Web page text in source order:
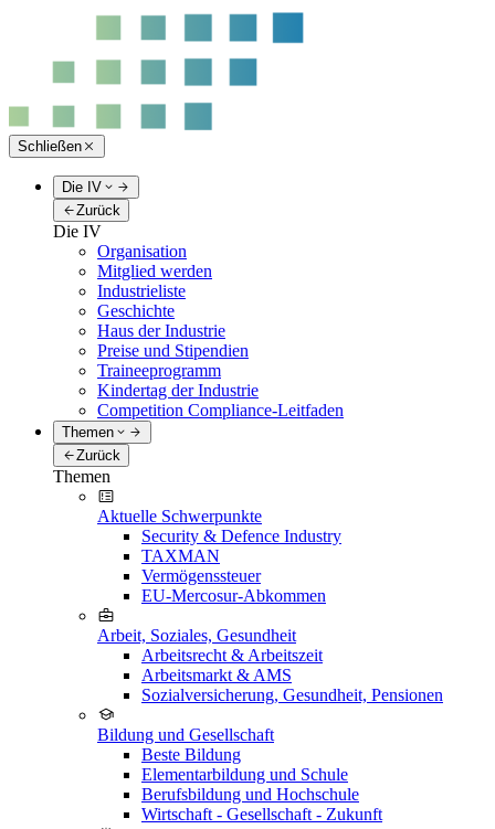
Schließen
Die IV
Zurück
Die IV
Organisation
Mitglied werden
Industrieliste
Geschichte
Haus der Industrie
Preise und Stipendien
Traineeprogramm
Kindertag der Industrie
Competition Compliance-Leitfaden
Themen
Zurück
Themen
Aktuelle Schwerpunkte
Security & Defence Industry
TAXMAN
Vermögenssteuer
EU-Mercosur-Abkommen
Arbeit, Soziales, Gesundheit
Arbeitsrecht & Arbeitszeit
Arbeitsmarkt & AMS
Sozialversicherung, Gesundheit, Pensionen
Bildung und Gesellschaft
Beste Bildung
Elementarbildung und Schule
Berufsbildung und Hochschule
Wirtschaft - Gesellschaft - Zukunft